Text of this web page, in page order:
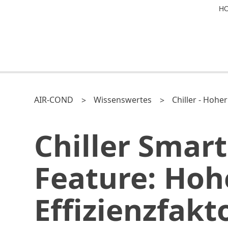
AIR-COND Wissenswertes Chiller -
Chiller Smart
Feature: